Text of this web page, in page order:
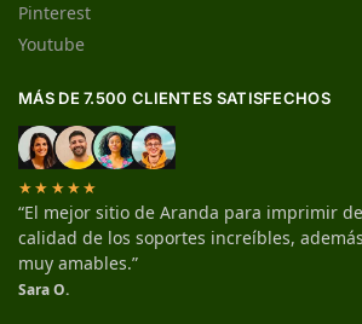
Pinterest
Youtube
MÁS DE 7.500 CLIENTES SATISFECHOS
★★★★★
“El mejor sitio de Aranda para imprimir
calidad de los soportes increíbles,
muy amables.”
Sara O.